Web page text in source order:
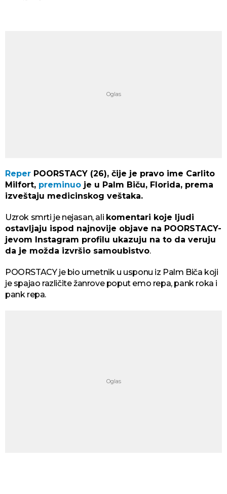
Reper POORSTACY (26), čije je pravo ime Carlito
Milfort, preminuo je u Palm Biču, Florida, prema
izveštaju medicinskog veštaka.
Uzrok smrti je nejasan, ali komentari koje ljudi
ostavljaju ispod najnovije objave na POORSTACY-
jevom Instagram profilu ukazuju na to da veruju
da je možda izvršio samoubistvo.
POORSTACY je bio umetnik u usponu iz Palm Biča koji
je spajao različite žanrove poput emo repa, pank roka i
pank repa.